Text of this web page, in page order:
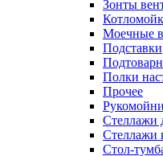
Зонты
Моечные
Подставки
Полки
Прочее
Стеллажи
Стеллажи
Стол-